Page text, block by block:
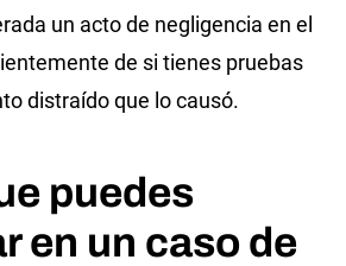
un acto de negligencia en el
de si tienes pruebas
distraído que lo causó.
puedes
en un caso de